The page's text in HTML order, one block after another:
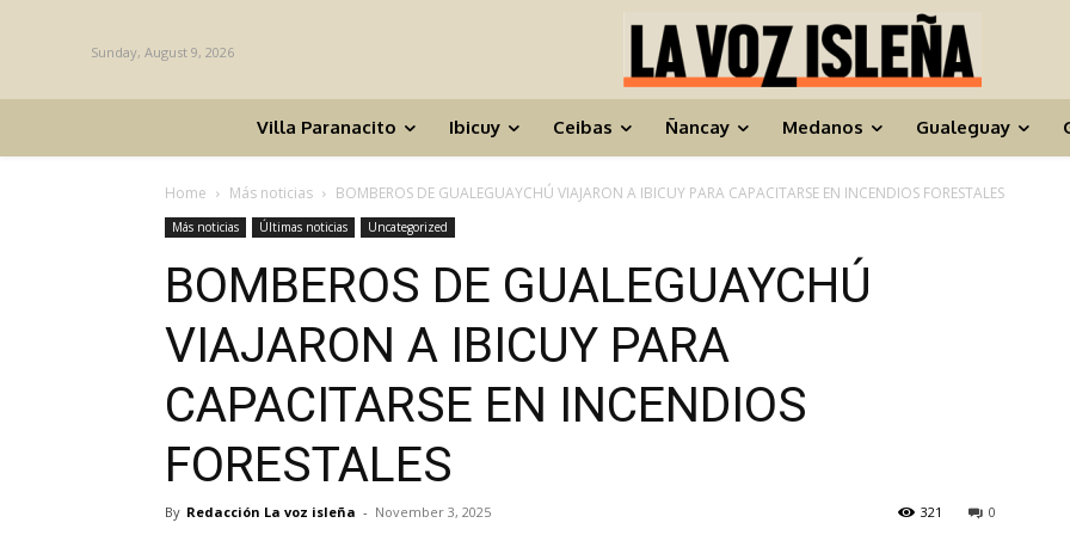
Sunday, August 9, 2026
Villa Paranacito Ibicuy Ceibas Ñancay Medanos Gualeguay
Home Más noticias BOMBEROS DE GUALEGUAYCHÚ VIAJARON A IBICUY PARA CAPACITARSE EN INCENDIOS FORESTALES
Más noticias Últimas noticias Uncategorized
BOMBEROS DE GUALEGUAYCHÚ
VIAJARON A IBICUY PARA
CAPACITARSE EN INCENDIOS
FORESTALES
By Redacción La voz isleña - November 3, 2025 0
321